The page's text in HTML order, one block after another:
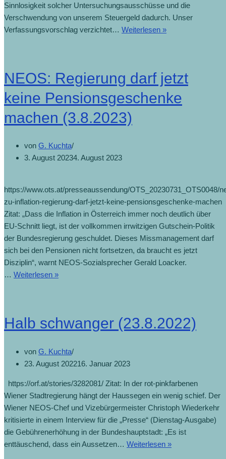
Sinnlosigkeit solcher Untersuchungsausschüsse und die
Verschwendung von unserem Steuergeld dadurch. Unser
Verfassungsvorschlag verzichtet… Weiterlesen »
NEOS: Regierung darf jetzt
keine Pensionsgeschenke
machen (3.8.2023)
von G. Kuchta
3. August 20234. August 2023
https://www.ots.at/presseaussendung/OTS_20230731_OTS0048/
zu-inflation-regierung-darf-jetzt-keine-pensionsgeschenke-machen
Zitat: „Dass die Inflation in Österreich immer noch deutlich über
EU-Schnitt liegt, ist der vollkommen irrwitzigen Gutschein-Politik
der Bundesregierung geschuldet. Dieses Missmanagement darf
sich bei den Pensionen nicht fortsetzen, da braucht es jetzt
Disziplin“, warnt NEOS-Sozialsprecher Gerald Loacker.
… Weiterlesen »
Halb schwanger (23.8.2022)
von G. Kuchta
23. August 202216. Januar 2023
https://orf.at/stories/3282081/ Zitat: In der rot-pinkfarbenen
Wiener Stadtregierung hängt der Haussegen ein wenig schief. Der
Wiener NEOS-Chef und Vizebürgermeister Christoph Wiederkehr
kritisierte in einem Interview für die „Presse“ (Dienstag-Ausgabe)
die Gebührenerhöhung in der Bundeshauptstadt: „Es ist
enttäuschend, dass ein Aussetzen… Weiterlesen »